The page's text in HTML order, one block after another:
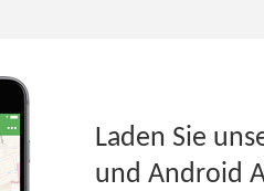
Laden Sie
und Android